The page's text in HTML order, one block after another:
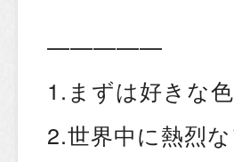
—————
1.まずは好きな
2.世界中に熱烈